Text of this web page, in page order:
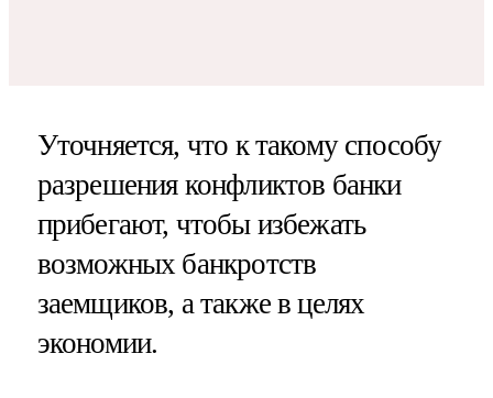
Уточняется, что к такому способу
разрешения конфликтов банки
прибегают, чтобы избежать
возможных банкротств
заемщиков, а также в целях
экономии.